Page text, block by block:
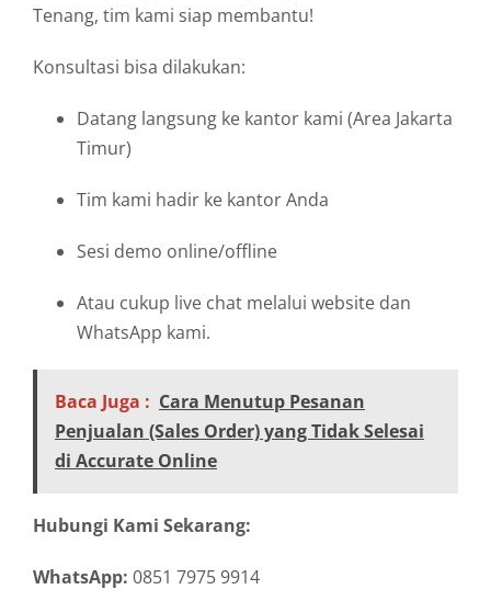
Tenang, tim kami siap membantu!
Konsultasi bisa dilakukan:
Datang langsung ke kantor kami (Area Jakarta
Timur)
Tim kami hadir ke kantor Anda
Sesi demo online/offline
Atau cukup live chat melalui website dan
WhatsApp kami.
Baca Juga : Cara Menutup Pesanan
Penjualan (Sales Order) yang Tidak Selesai
di Accurate Online
Hubungi Kami Sekarang:
WhatsApp: 0851 7975 9914